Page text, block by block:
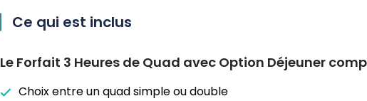
Ce qui est inclus
Le Forfait 3 Heures de Quad avec Option Déjeuner
Choix entre un quad simple ou double